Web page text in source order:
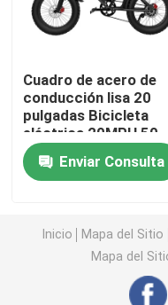
Bicicleta de
Bicicleta eléctrica
Bicicleta eléctrica
Bicicleta eléctrica
20 pulgadas de
Cuadro de acero de
conducción lisa 20
pulgadas Bicicleta
eléctrica 20MPH 50
millas de alcance
Enviar Consulta
Inicio Mapa del Sitio
Mapa del